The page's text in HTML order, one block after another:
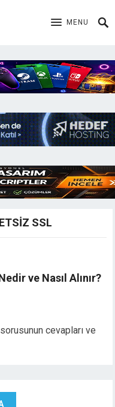
MENU
SSL
ve Nasıl Alınır?
cevapları ve